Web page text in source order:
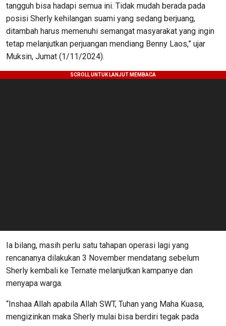
tangguh bisa hadapi semua ini. Tidak mudah berada pada
posisi Sherly kehilangan suami yang sedang berjuang,
ditambah harus memenuhi semangat masyarakat yang ingin
tetap melanjutkan perjuangan mendiang Benny Laos,” ujar
Muksin, Jumat (1/11/2024).
Ia bilang, masih perlu satu tahapan operasi lagi yang
rencananya dilakukan 3 November mendatang sebelum
Sherly kembali ke Ternate melanjutkan kampanye dan
menyapa warga.
“Inshaa Allah apabila Allah SWT, Tuhan yang Maha Kuasa,
mengizinkan maka Sherly mulai bisa berdiri tegak pada